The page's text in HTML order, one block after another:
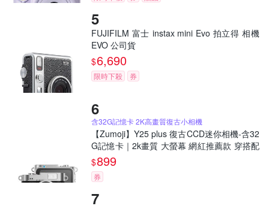
FUJIFILM 富士 instax mini Evo 拍立得 相機
EVO 公司貨
$6,690
限時下殺 券
含32G記憶卡 2K高畫質復古小相機
【Zumoji】Y25 plus 復古CCD迷你相機-含32
G記憶卡｜2k畫質 大螢幕 網紅推薦款 穿搭配
件 聖誕禮物
$899
券